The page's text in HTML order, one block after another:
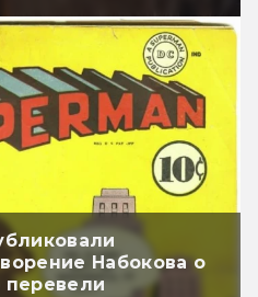
Набокова о